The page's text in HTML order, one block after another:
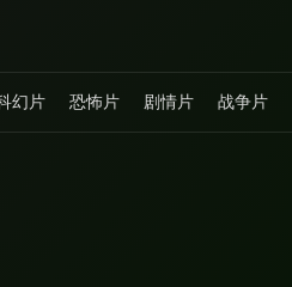
幻片 恐怖片 剧情片 战争片